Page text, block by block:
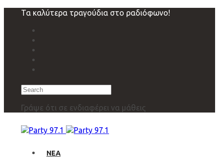
navigation
Τα καλύτερα τραγούδια στο ραδιόφωνο!
Search
Γράψε ότι σε ενδιαφέρει να μάθεις
ΝΕΑ